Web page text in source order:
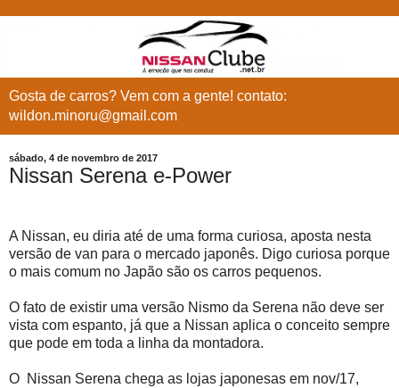
Gosta de carros? Vem com a gente! contato:
wildon.minoru@gmail.com
sábado, 4 de novembro de 2017
Nissan Serena e-Power
A Nissan, eu diria até de uma forma curiosa, aposta nesta
versão de van para o mercado japonês. Digo curiosa porque
o mais comum no Japão são os carros pequenos.
O fato de existir uma versão Nismo da Serena não deve ser
vista com espanto, já que a Nissan aplica o conceito sempre
que pode em toda a linha da montadora.
O Nissan Serena chega as lojas japonesas em nov/17,